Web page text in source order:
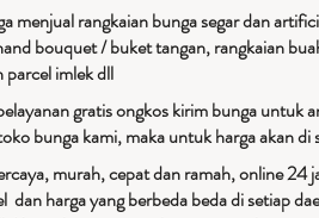
menjual rangkaian bunga segar dan
bouquet / buket tangan, rangkaian
imlek dll
gratis ongkos kirim bunga untuk
bunga kami, maka untuk harga akan
murah, cepat dan ramah, online 24
harga yang berbeda beda di setiap